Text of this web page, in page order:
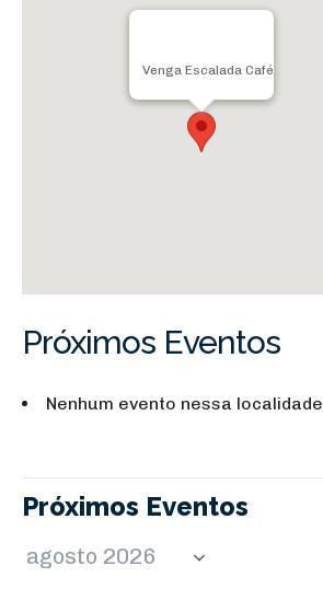
Venga Escalada Café
Próximos Eventos
Nenhum evento nessa localidade
Próximos Eventos